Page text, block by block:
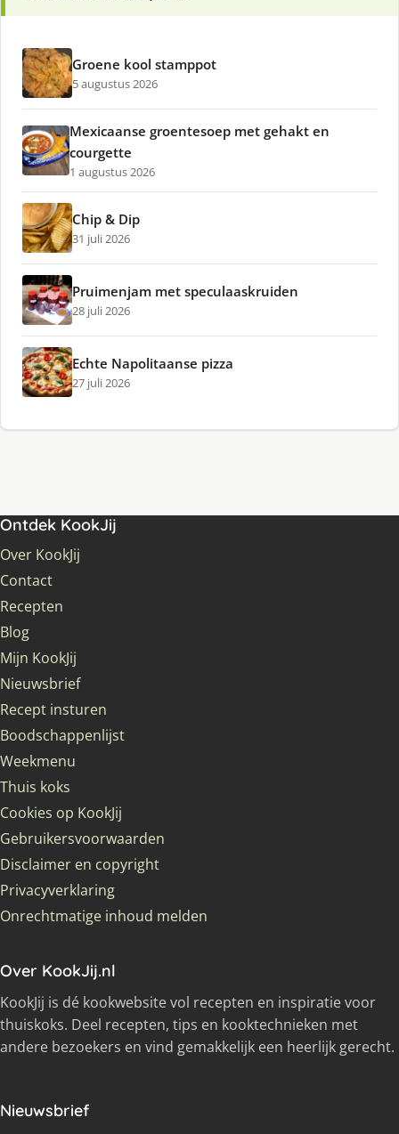
Groene kool stamppot
5 augustus 2026
Mexicaanse groentesoep met gehakt en
courgette
1 augustus 2026
Chip & Dip
31 juli 2026
Pruimenjam met speculaaskruiden
28 juli 2026
Echte Napolitaanse pizza
27 juli 2026
Ontdek KookJij
Over KookJij
Contact
Recepten
Blog
Mijn KookJij
Nieuwsbrief
Recept insturen
Boodschappenlijst
Weekmenu
Thuis koks
Cookies op KookJij
Gebruikersvoorwaarden
Disclaimer en copyright
Privacyverklaring
Onrechtmatige inhoud melden
Over KookJij.nl
KookJij is dé kookwebsite vol recepten en inspiratie voor
thuiskoks. Deel recepten, tips en kooktechnieken met
andere bezoekers en vind gemakkelijk een heerlijk gerecht.
Nieuwsbrief